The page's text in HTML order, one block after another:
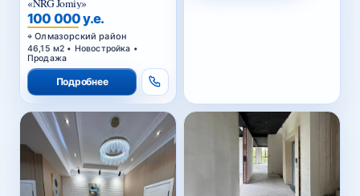
100 000 у.е.
Олмазорский район
46,15 м2 • Новостройка •
Продажа
Подробнее